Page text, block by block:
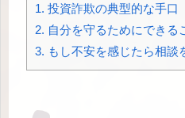
1. 投資詐欺の典型的な手口
2. 自分を守るためにできる
3. もし不安を感じたら相談